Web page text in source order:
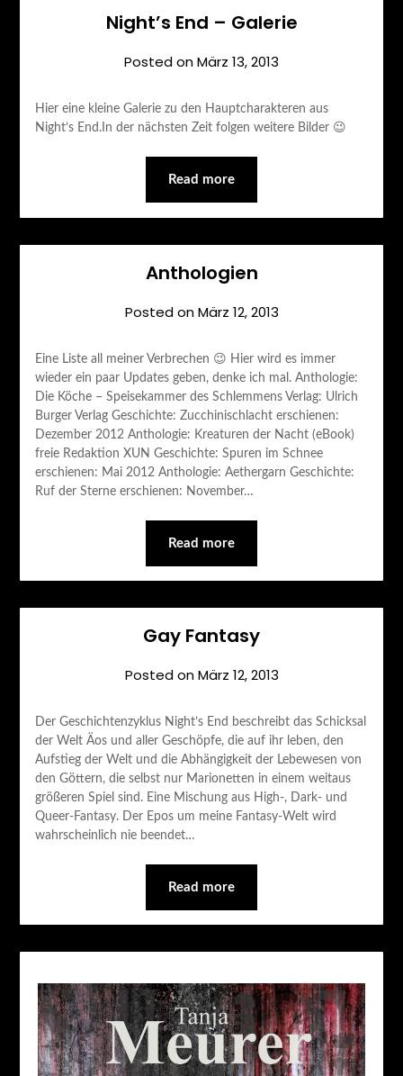
Night’s End – Galerie
Posted onMärz 13, 2013
Hier eine kleine Galerie zu den Hauptcharakteren aus
Night’s End.In der nächsten Zeit folgen weitere Bilder 😉
Read more
Anthologien
Posted onMärz 12, 2013
Eine Liste all meiner Verbrechen 😉 Hier wird es immer
wieder ein paar Updates geben, denke ich mal. Anthologie:
Die Köche – Speisekammer des Schlemmens Verlag: Ulrich
Burger Verlag Geschichte: Zucchinischlacht erschienen:
Dezember 2012 Anthologie: Kreaturen der Nacht (eBook)
freie Redaktion XUN Geschichte: Spuren im Schnee
erschienen: Mai 2012 Anthologie: Aethergarn Geschichte:
Ruf der Sterne erschienen: November…
Read more
Gay Fantasy
Posted onMärz 12, 2013
Der Geschichtenzyklus Night’s End beschreibt das Schicksal
der Welt Äos und aller Geschöpfe, die auf ihr leben, den
Aufstieg der Welt und die Abhängigkeit der Lebewesen von
den Göttern, die selbst nur Marionetten in einem weitaus
größeren Spiel sind. Eine Mischung aus High-, Dark- und
Queer-Fantasy. Der Epos um meine Fantasy-Welt wird
wahrscheinlich nie beendet…
Read more